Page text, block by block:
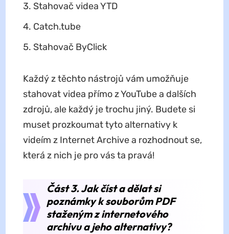
Stahovač videa YTD
Catch.tube
Stahovač ByClick
Každý z těchto nástrojů vám umožňuje
stahovat videa přímo z YouTube a dalších
zdrojů, ale každý je trochu jiný. Budete si
muset prozkoumat tyto alternativy k
videím z Internet Archive a rozhodnout se,
která z nich je pro vás ta pravá!
Část 3. Jak číst a dělat si
poznámky k souborům PDF
staženým z internetového
archivu a jeho alternativy?